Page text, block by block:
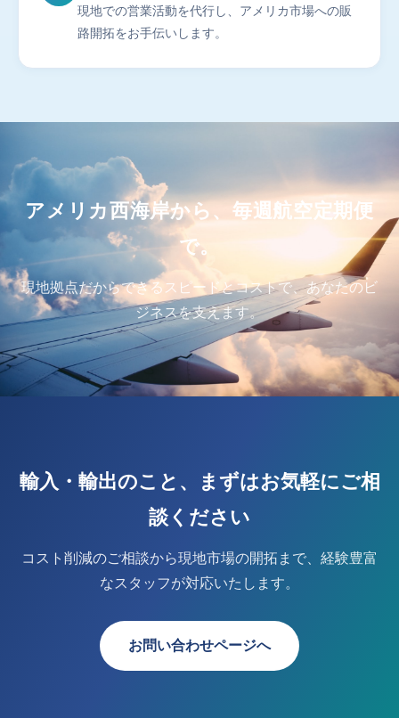
現地での営業活動を代行し、アメリカ市場への販
路開拓をお手伝いします。
アメリカ西海岸から、毎週航空定期便
で。
現地拠点だからできるスピードとコストで、あなたのビ
ジネスを支えます。
輸入・輸出のこと、まずはお気軽にご相
談ください
コスト削減のご相談から現地市場の開拓まで、経験豊富
なスタッフが対応いたします。
お問い合わせページへ